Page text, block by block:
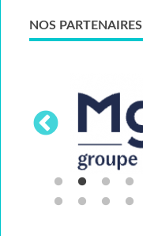
NOS PARTENAIRES